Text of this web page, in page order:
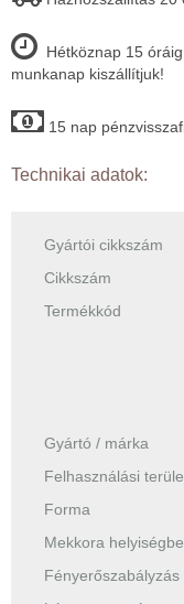
Hétköznap 15
munkanap kiszállítjuk!
15 nap
Technikai adatok:
Gyártói cikkszám
Cikkszám
Termékkód
Gyártó / márka
Felhasználási
Forma
Mekkora
Fényerőszabályzás